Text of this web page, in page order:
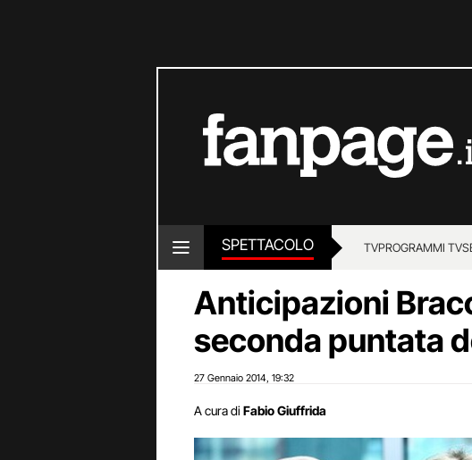
SPETTACOLO TVPROGRAMMI TV
Anticipazioni
seconda puntata
27 Gennaio 2014 19:32
A cura di Fabio Giuffrida